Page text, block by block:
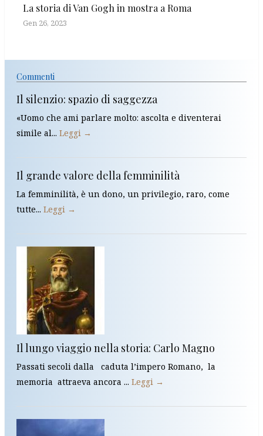
La storia di Van Gogh in mostra a Roma
Gen 26, 2023
Commenti
Il silenzio: spazio di saggezza
«Uomo che ami parlare molto: ascolta e diventerai
simile al... Leggi →
Il grande valore della femminilità
La femminilità, è un dono, un privilegio, raro, come
tutte... Leggi →
Il lungo viaggio nella storia: Carlo Magno
Passati secoli dalla caduta l’impero Romano, la
memoria attraeva ancora ... Leggi →